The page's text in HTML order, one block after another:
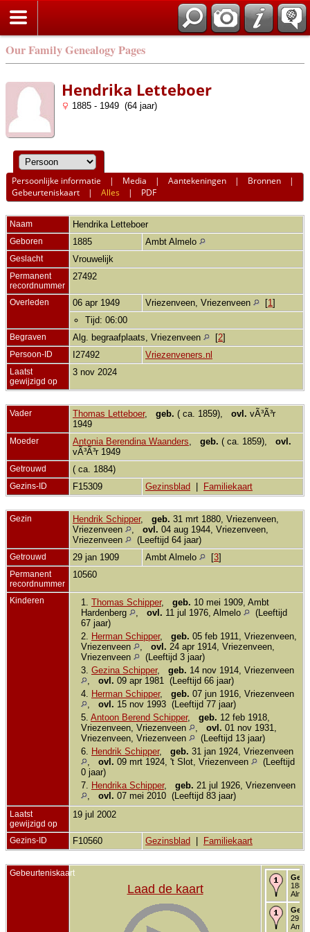
Our Family Genealogy Pages
Hendrika Letteboer
1885 - 1949 (64 jaar)
Persoonlijke informatie | Media |Aantekeningen | Bronnen |
Gebeurteniskaart |Alles | PDF
Naam Hendrika Letteboer
Geboren 1885 Ambt Almelo
Geslacht Vrouwelijk
Permanent
recordnummer
27492
Overleden 06 apr 1949 Vriezenveen, Vriezenveen [1 ]
Tijd: 06:00
Begraven Alg. begraafplaats, Vriezenveen [2]
Persoon-ID I27492 Vriezenveners.nl
Laatst
gewijzigd op
3 nov 2024
Vader Thomas Letteboer, geb. ( ca. 1859), ovl. vÃ³Ã³r
1949
Moeder Antonia Berendina Waanders geb. ( ca. 1859), ovl.
vÃ³Ã³r 1949
Getrouwd ( ca. 1884)
Gezins-ID F15309 Gezinsblad Familiekaart
Gezin Hendrik Schipper, geb. 31 mrt 1880, Vriezenveen,
Vriezenveen
ovl. 04 aug 1944, Vriezenveen,
Vriezenveen
(Leeftijd 64 jaar)
Getrouwd 29 jan 1909 Ambt Almelo [3]
Permanent
recordnummer
10560
Kinderen 1. Thomas Schipper, geb. 10 mei 1909, Ambt
Hardenberg
ovl. 11 jul 1976, Almelo
(Leeftijd
67 jaar)
2.
Herman Schipper, geb. 05 feb 1911, Vriezenveen,
Vriezenveen
ovl. 24 apr 1914, Vriezenveen,
Vriezenveen
(Leeftijd 3 jaar)
3. Gezina Schipper, geb. 14 nov 1914, Vriezenveen
ovl. 09 apr 1981 (Leeftijd 66 jaar)
4.
Herman Schipper, geb. 07 jun 1916, Vriezenveen
ovl. 15 nov 1993 (Leeftijd 77 jaar)
5. Antoon Berend Schipper, geb. 12 feb 1918,
Vriezenveen, Vriezenveen
ovl. 01 nov 1931,
Vriezenveen, Vriezenveen
(Leeftijd 13 jaar)
6.
Hendrik Schipper, geb. 31 jan 1924, Vriezenveen
ovl. 09 mrt 1924, 't Slot, Vriezenveen
(Leeftijd
0 jaar)
7.
Hendrika Schipper, geb. 21 jul 1926, Vriezenveen
ovl. 07 mei 2010 (Leeftijd 83 jaar)
Laatst
gewijzigd op
19 jul 2002
Gezins-ID F10560 Gezinsblad Familiekaart
Gebeurteniskaart
Laad de kaart
1885
29
Ambt